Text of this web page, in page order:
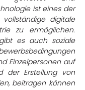
ist eines der
digitale
zu ermöglichen.
es auch soziale
Einzelpersonen auf
der Erstellung von
beitragen können